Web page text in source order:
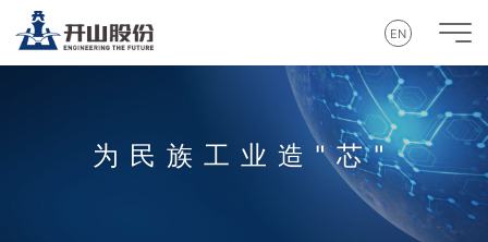
EN
为民族工业造"芯"